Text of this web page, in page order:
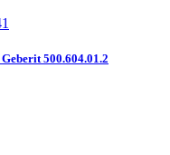
500.604.01.2